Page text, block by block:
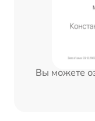
Вы можете